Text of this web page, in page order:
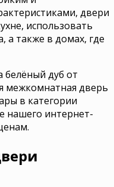
двери
использовать
а также в домах, где
дуб от
межкомнатная дверь
в категории
нашего интернет-